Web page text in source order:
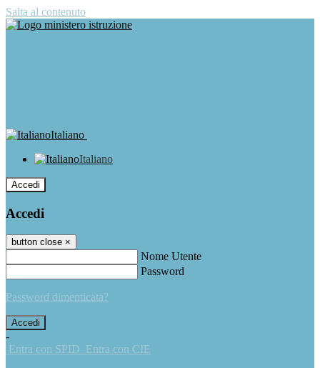
Salta al contenuto
Italiano
Italiano
Accedi
Accedi
button close ×
Nome Utente
Password
Password dimenticata?
-
Entra con SPID Entra con CIE